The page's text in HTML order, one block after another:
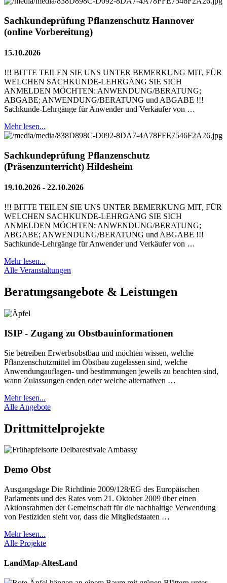
Sachkundeprüfung Pflanzenschutz Hannover
(online Vorbereitung)
15.10.2026
!!! BITTE TEILEN SIE UNS UNTER BEMERKUNG MIT, FÜR
WELCHEN SACHKUNDE-LEHRGANG SIE SICH
ANMELDEN MÖCHTEN: ANWENDUNG/BERATUNG;
ABGABE; ANWENDUNG/BERATUNG und ABGABE !!!
Sachkunde-Lehrgänge für Anwender und Verkäufer von …
Mehr lesen...
Sachkundeprüfung Pflanzenschutz
(Präsenzunterricht) Hildesheim
19.10.2026 - 22.10.2026
!!! BITTE TEILEN SIE UNS UNTER BEMERKUNG MIT, FÜR
WELCHEN SACHKUNDE-LEHRGANG SIE SICH
ANMELDEN MÖCHTEN: ANWENDUNG/BERATUNG;
ABGABE; ANWENDUNG/BERATUNG und ABGABE !!!
Sachkunde-Lehrgänge für Anwender und Verkäufer von …
Mehr lesen...
Alle Veranstaltungen
Beratungsangebote & Leistungen
ISIP - Zugang zu Obstbauinformationen
Sie betreiben Erwerbsobstbau und möchten wissen, welche
Pflanzenschutzmittel im Obstbau zugelassen sind, welche
Anwendungauflagen- und bestimmungen jeweils zu beachten sind,
wann Zulassungen enden oder welche alternativen …
Mehr lesen...
Alle Angebote
Drittmittelprojekte
Demo Obst
Ausgangslage Die Richtlinie 2009/128/EG des Europäischen
Parlaments und des Rates vom 21. Oktober 2009 über einen
Aktionsrahmen der Gemeinschaft für die nachhaltige Verwendung
von Pestiziden sieht vor, dass die Mitgliedstaaten …
Mehr lesen...
Alle Projekte
LandMap-AltesLand